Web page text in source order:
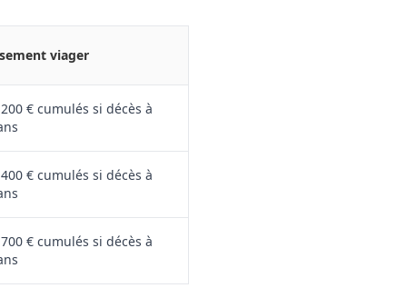
viager
€ cumulés si décès à
€ cumulés si décès à
€ cumulés si décès à